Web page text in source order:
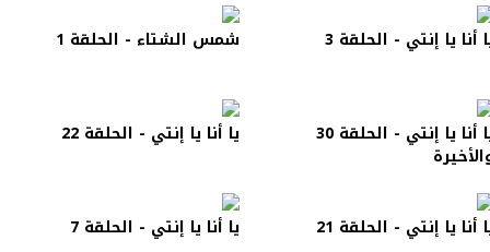
أنا يا إنتي - الحلقة 3 شمس الشتاء - الحلقة 1
يا أنا يا إنتي - الحلقة 30 يا أنا يا إنتي - الحلقة 22
أنا يا إنتي - الحلقة 21 يا أنا يا إنتي - الحلقة 7